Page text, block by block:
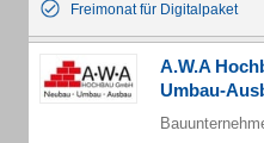
Freimonat für Digitalpaket
A.W.A
Umbau-